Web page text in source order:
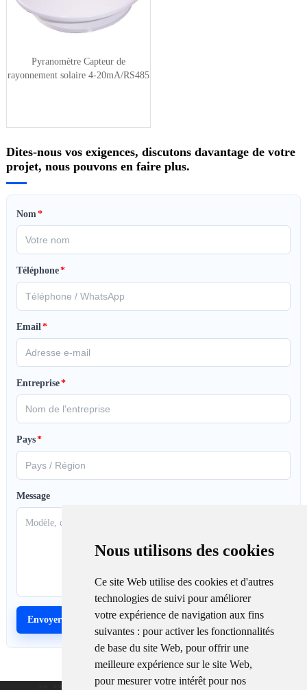
Nous utilisons des cookies
Ce site Web utilise des cookies et d'autres
technologies de suivi pour améliorer
votre expérience de navigation aux fins
suivantes : pour activer les fonctionnalités
de base du site Web, pour offrir une
meilleure expérience sur le site Web,
pour mesurer votre intérêt pour nos
Pyranomètre Capteur de
rayonnement solaire 4-20mA/RS485
Dites-nous vos exigences, discutons davantage de votre
projet, nous pouvons en faire plus.
Nom*
Téléphone*
Email*
Entreprise*
Pays*
Message